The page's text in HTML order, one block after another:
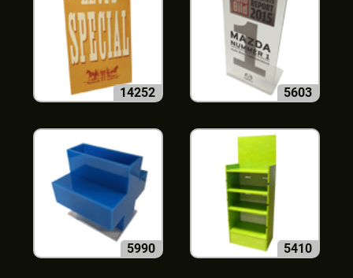
14252 5603
5990 5410